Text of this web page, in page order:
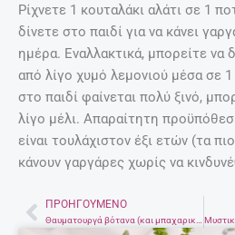
Ρίχνετε 1 κουταλάκι αλάτι σε 1
δίνετε στο παιδί για να κάνει
ημέρα. Εναλλακτικά, μπορείτε να
από λίγο χυμό λεμονιού μέσα σε
στο παιδί φαίνεται πολύ ξινό,
λίγο μέλι. Απαραίτητη
είναι τουλάχιστον έξι ετών (τα
κάνουν γαργάρες χωρίς να
PrevΠΡΟΗΓΟΎΜΕΝΟ
Θαυματουργά βότανα (και μπαχαρικά) για την υγεία μας